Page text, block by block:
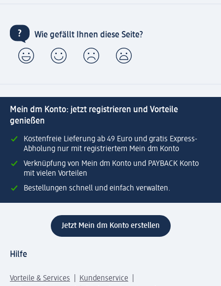
Wie gefällt Ihnen diese Seite?
Mein dm Konto: jetzt registrieren und Vorteile
genießen
Kostenfreie Lieferung ab 49 Euro und gratis Express-
Abholung nur mit registriertem Mein dm Konto
Verknüpfung von Mein dm Konto und PAYBACK Konto
mit vielen Vorteilen
Bestellungen schnell und einfach verwalten.
Jetzt Mein dm Konto erstellen
Hilfe
Vorteile & Services
Kundenservice